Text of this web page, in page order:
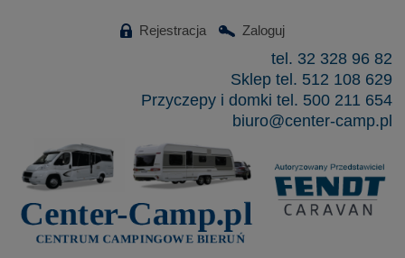
Rejestracja Zaloguj
tel. 32 328 96 82
Sklep tel. 512 108 629
Przyczepy i domki tel. 500 211 654
biuro@center-camp.pl